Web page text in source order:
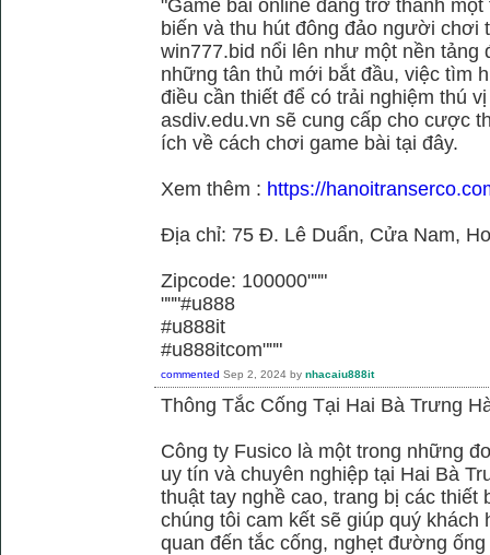
"Game bài online đang trở thành
biến và thu hút đông đảo người chơi
win777.bid nổi lên như một nền
những tân thủ mới bắt đầu, việc tìm
điều cần thiết để có trải nghiệm thú
asdiv.edu.vn sẽ cung cấp cho cược
ích về cách chơi game bài tại đây.
Xem thêm : https://
Địa chỉ: 75 Đ. Lê Duẩn, Cửa Nam,
Zipcode: 100000"""
"""#u888
#u888it
#u888itcom"""
commented Sep 2, 2024 by nhacaiu888it
Thông Tắc Cống Tại Hai Bà Trưng
Công ty Fusico là một trong những
uy tín và chuyên nghiệp tại Hai Bà
thuật tay nghề cao, trang bị các thiết
chúng tôi cam kết sẽ giúp quý
quan đến tắc cống, nghẹt đường